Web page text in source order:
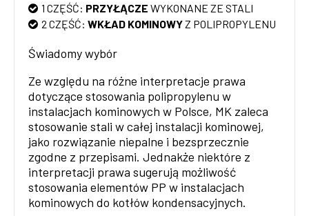
1 CZĘŚĆ: PRZYŁĄCZE WYKONANE ZE STALI
2 CZĘŚĆ: WKŁAD KOMINOWYZ POLIPROPYLENU
Świadomy wybór
Ze względu na różne interpretacje prawa
dotyczące stosowania polipropylenu w
instalacjach kominowych w Polsce, MK zaleca
stosowanie stali w całej instalacji kominowej,
jako rozwiązanie niepalne i bezsprzecznie
zgodne z przepisami. Jednakże niektóre z
interpretacji prawa sugerują możliwość
stosowania elementów PP w instalacjach
kominowych do kotłów kondensacyjnych.